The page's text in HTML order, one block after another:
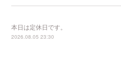
本日は定休日です。
2026.08.05 23:30